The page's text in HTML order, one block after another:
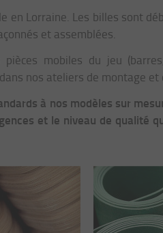
en Lorraine. Les billes sont
et assemblées.
mobiles du jeu
nos ateliers de montage et
à nos modèles sur
et le niveau de qualité